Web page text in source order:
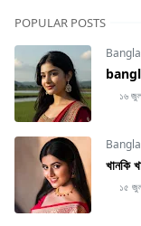
POPULAR POSTS
১৬
খানকি
১৫